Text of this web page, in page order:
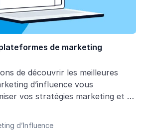
de marketing
de découvrir les meilleures
d’influence vous
vos stratégies marketing et de
d’Influence